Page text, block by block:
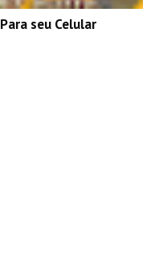
seu Celular